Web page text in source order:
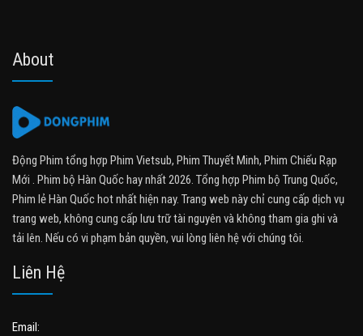
About
Động Phim tổng hợp Phim Vietsub, Phim Thuyết Minh, Phim Chiếu Rạp
Mới . Phim bộ Hàn Quốc hay nhất 2026. Tổng hợp Phim bộ Trung Quốc,
Phim lẻ Hàn Quốc hot nhất hiện nay. Trang web này chỉ cung cấp dịch vụ
trang web, không cung cấp lưu trữ tài nguyên và không tham gia ghi và
tải lên. Nếu có vi phạm bản quyền, vui lòng liên hệ với chúng tôi.
Liên Hệ
Email: